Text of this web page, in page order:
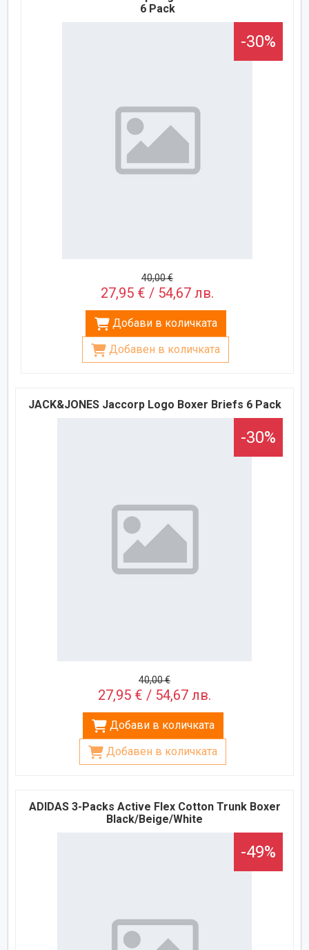
6 Pack
-30%
40,00 €
27,95 € / 54,67 лв.
Добави в количката
Добавен в количката
JACK&JONES Jaccorp Logo Boxer Briefs 6 Pack
-30%
40,00 €
27,95 € / 54,67 лв.
Добави в количката
Добавен в количката
ADIDAS 3-Packs Active Flex Cotton Trunk Boxer
Black/Beige/White
-49%